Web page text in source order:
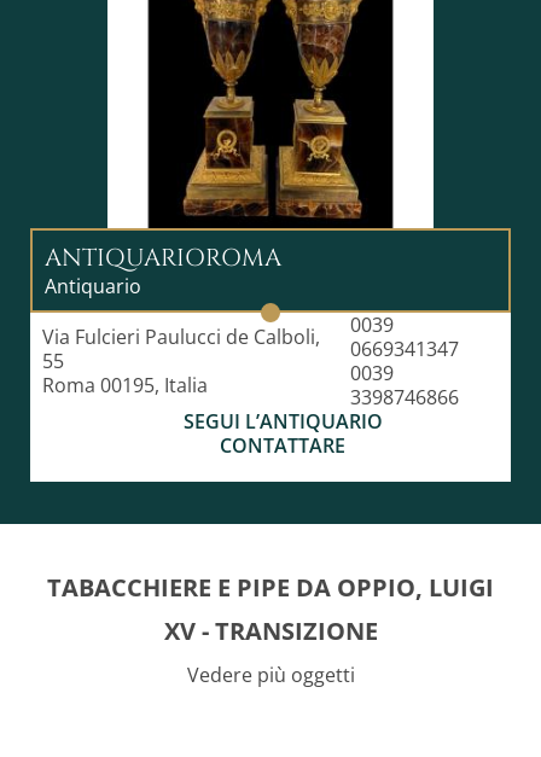
ANTIQUARIOROMA
Antiquario
Via Fulcieri Paulucci de Calboli,
55
Roma 00195, Italia
0039
0669341347
0039
3398746866
SEGUI L’ANTIQUARIO
CONTATTARE
TABACCHIERE E PIPE DA OPPIO, LUIGI
XV - TRANSIZIONE
Vedere più oggetti